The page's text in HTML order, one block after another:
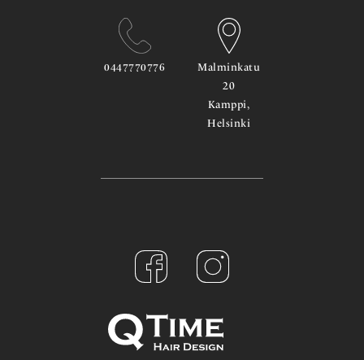
0447770776
Malminkatu
20
Kamppi,
Helsinki